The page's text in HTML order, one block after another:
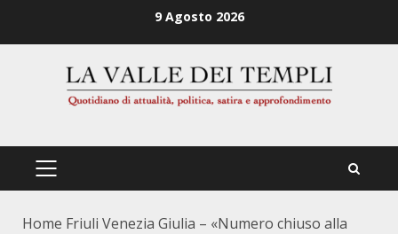
9 Agosto 2026
PRIMÄRES
Home Friuli Venezia Giulia – «Numero chiuso alla